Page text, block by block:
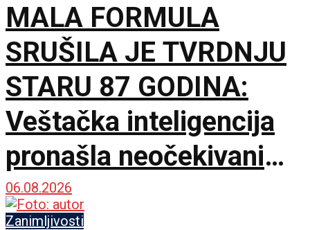
MALA FORMULA
SRUŠILA JE TVRDNJU
STARU 87 GODINA:
Veštačka inteligencija
pronašla neočekivani
matematički primer
06.08.2026
Zanimljivosti